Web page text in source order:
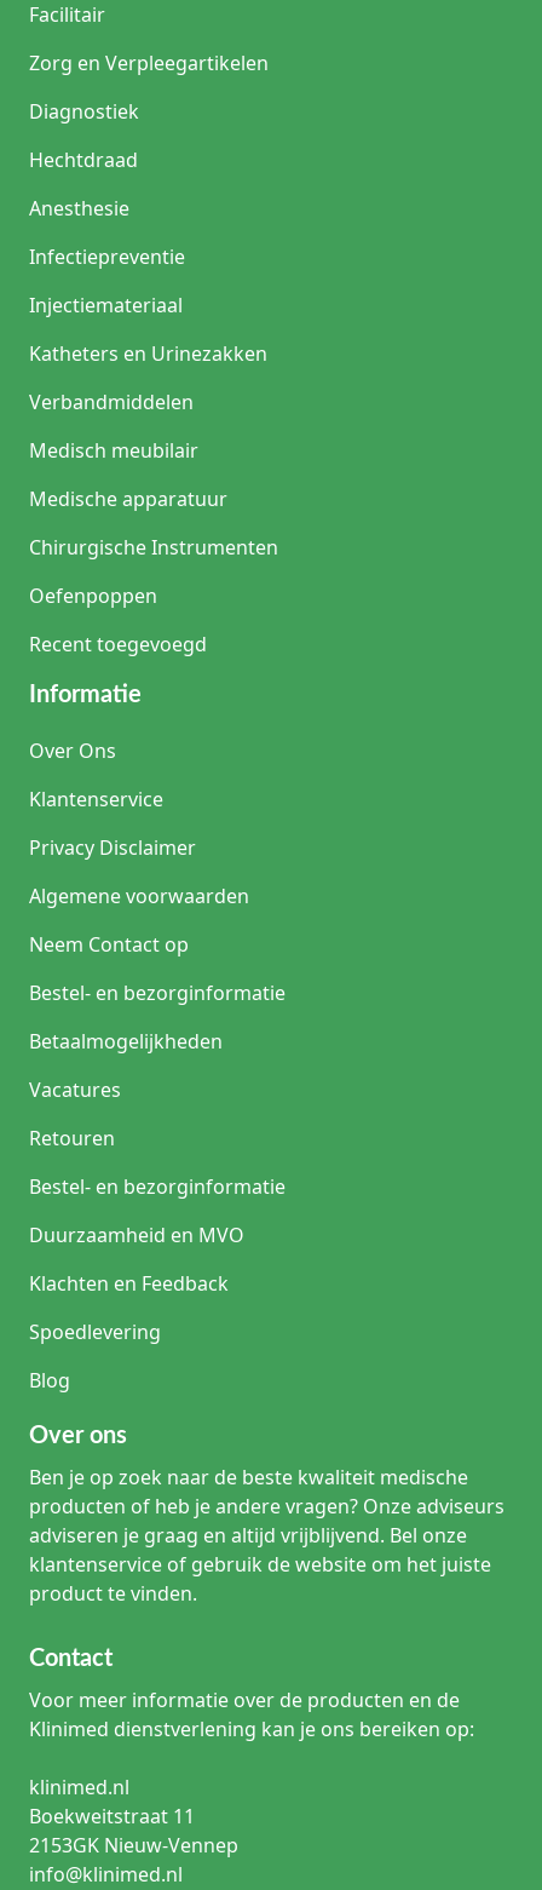
Facilitair
Zorg en Verpleegartikelen
Diagnostiek
Hechtdraad
Anesthesie
Infectiepreventie
Injectiemateriaal
Katheters en Urinezakken
Verbandmiddelen
Medisch meubilair
Medische apparatuur
Chirurgische Instrumenten
Oefenpoppen
Recent toegevoegd
Informatie
Over Ons
Klantenservice
Privacy Disclaimer
Algemene voorwaarden
Neem Contact op
Bestel- en bezorginformatie
Betaalmogelijkheden
Vacatures
Retouren
Bestel- en bezorginformatie
Duurzaamheid en MVO
Klachten en Feedback
Spoedlevering
Blog
Over ons
Ben je op zoek naar de beste kwaliteit medische
producten of heb je andere vragen? Onze adviseurs
adviseren je graag en altijd vrijblijvend. Bel onze
klantenservice of gebruik de website om het juiste
product te vinden.
Contact
Voor meer informatie over de producten en de
Klinimed dienstverlening kan je ons bereiken op:
klinimed.nl
Boekweitstraat 11
2153GK Nieuw-Vennep
info@klinimed.nl